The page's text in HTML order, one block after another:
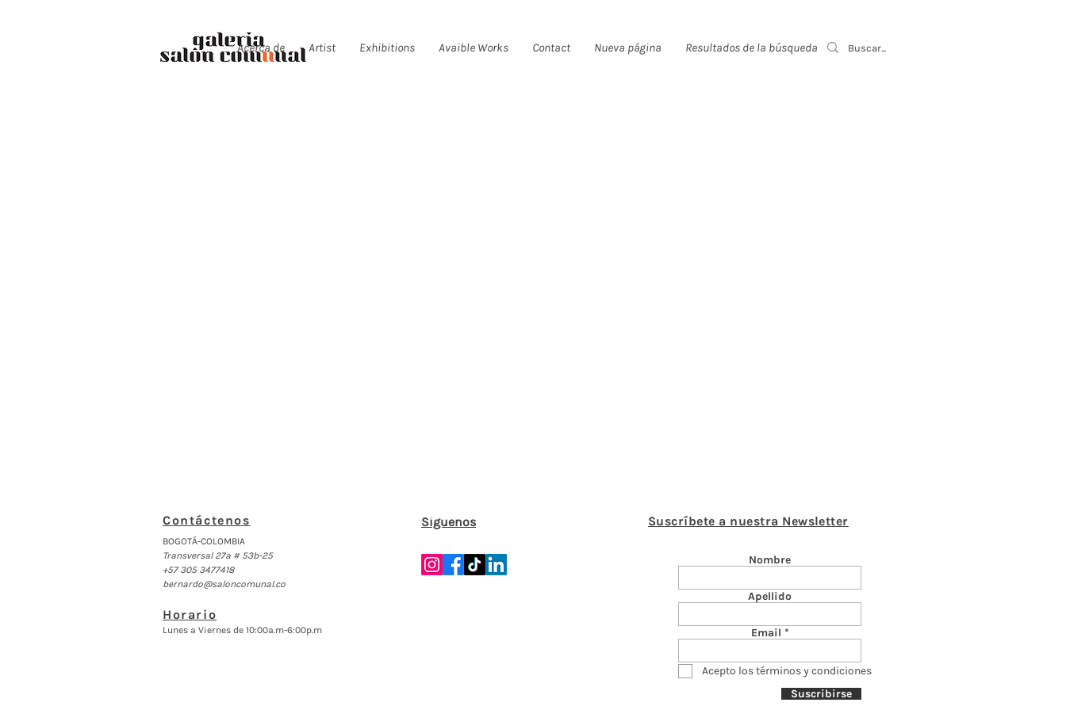
Acerca de Artist Exhibitions Avaible Works Contact Nueva página Resultados de la búsqueda Event List
Contáctenos
BOGOTÁ-COLOMBIA
Transversal 27a # 53b-25
+57 305 3477418
bernardo@saloncomunal.co
Horario
Lunes a Viernes de 10:00a.m-6:00p.m
Suscríbete a nuestra Newsletter
Nombre
Apellido
Email
Acepto los términos y condiciones
Suscribirse
Síguenos